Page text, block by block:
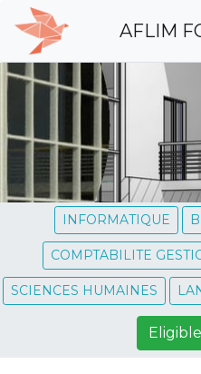
AFLIM
INFORMATIQUE
COMPTABILITE
SCIENCES HUMAINES